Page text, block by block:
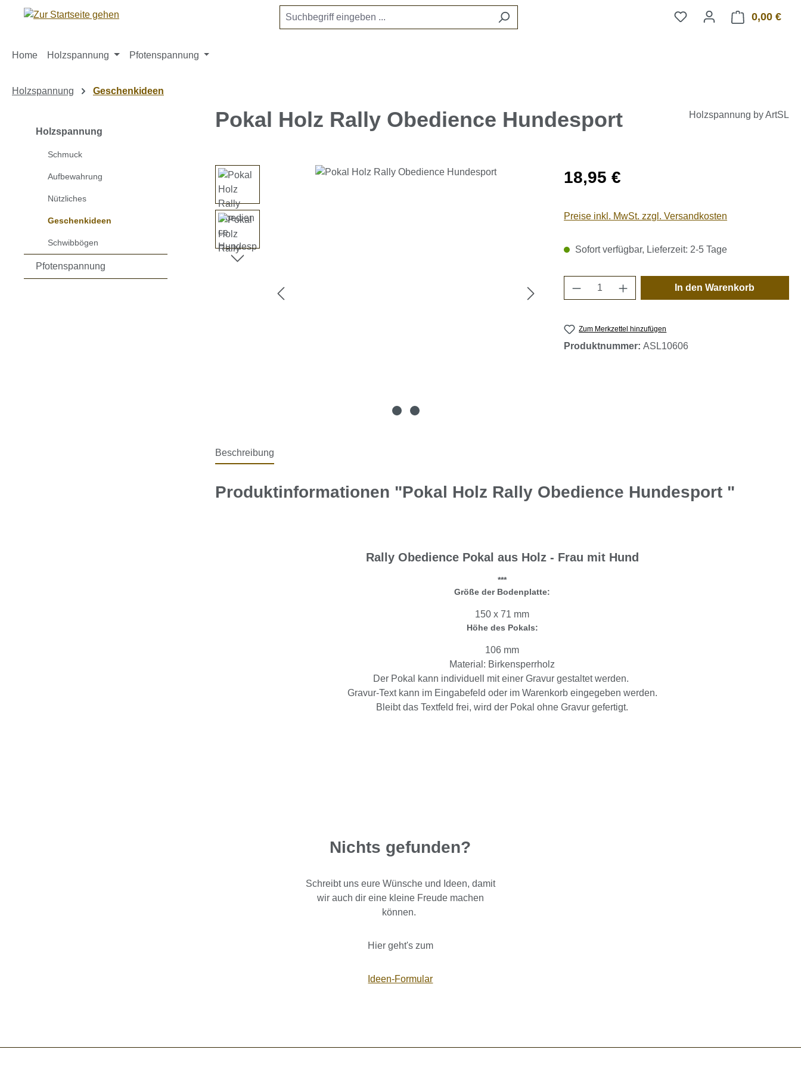
Hauptinhalt springen
Zur Suche springen
Zur Hauptnavigation springen 0,00 €
Home Holzspannung Pfotenspannung
Holzspannung Geschenkideen
Holzspannung
Schmuck
Aufbewahrung
Nützliches
Geschenkideen
Schwibbögen
Pfotenspannung
Pokal Holz Rally Obedience Hundesport Holzspannung by ArtSL
Bildergalerie überspringen Regulärer Preis:
18,95 €
Preise inkl. MwSt. zzgl. Versandkosten
Sofort verfügbar, Lieferzeit: 2-5 Tage
Produkt Anzahl: Gib den
In den Warenkorb
Zum Merkzettel hinzufügen
Produktnummer:ASL10606
Beschreibung
Produktinformationen "Pokal Holz Rally Obedience Hundesport "
Rally Obedience Pokal aus Holz - Frau mit Hund
***
Größe der Bodenplatte:
150 x 71 mm
Höhe des Pokals:
106 mm
Material: Birkensperrholz
Der Pokal kann individuell mit einer Gravur gestaltet werden.
Gravur-Text kann im Eingabefeld oder im Warenkorb eingegeben werden.
Bleibt das Textfeld frei, wird der Pokal ohne Gravur gefertigt.
Nichts gefunden?
Schreibt uns eure Wünsche und Ideen, damit
wir auch dir eine kleine Freude machen
können.
Hier geht's zum
Ideen-Formular